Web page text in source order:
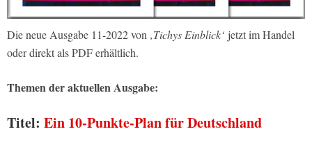
Die neue Ausgabe 11-2022 von ‚Tichys Einblick‘ jetzt im Handel
oder direkt als PDF erhältlich.
Themen der aktuellen Ausgabe:
Titel: Ein 10-Punkte-Plan für Deutschland